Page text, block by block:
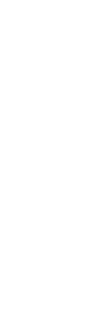
方が用いられ、
などの豊かさを